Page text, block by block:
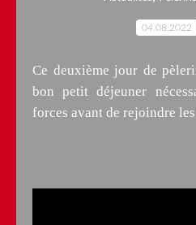
04.08.2022
Ce deuxième jour de
bon petit déjeuner
forces avant de rejoindre